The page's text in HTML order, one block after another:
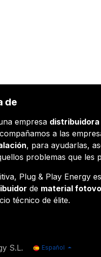
de
empresa distribuidora
a las
, para ayudarlas,
problemas que les
Plug & Play Energy es
de material
técnico de élite.
S.L. Español